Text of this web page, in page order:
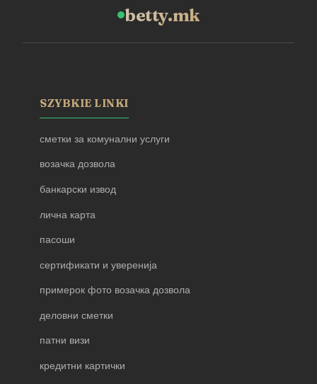
betty.mk
SZYBKIE LINKI
сметки за комунални услуги
возачка дозвола
банкарски извод
лична карта
пасоши
сертификати и уверенија
примерок фото возачка дозвола
деловни сметки
патни визи
кредитни картички